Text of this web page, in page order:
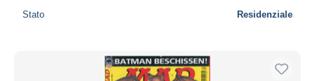
Stato Residenziale